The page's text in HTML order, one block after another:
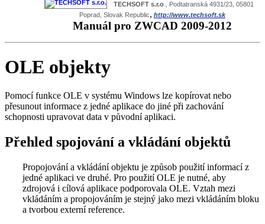
TECHSOFT s.r.o., Podtatranská 4931/23, 05801
Poprad, Slovak Republic, http://www.techsoft.sk
Manuál pro ZWCAD 2009-2012
OLE objekty
Pomocí funkce OLE v systému Windows lze kopírovat nebo
přesunout informace z jedné aplikace do jiné při zachování
schopnosti upravovat data v původní aplikaci.
Přehled spojování a vkládání objektů
Propojování a vkládání objektu je způsob použití informací z
jedné aplikaci ve druhé. Pro použití OLE je nutné, aby
zdrojová i cílová aplikace podporovala OLE. Vztah mezi
vkládáním a propojováním je stejný jako mezi vkládáním bloku
a tvorbou externí reference.